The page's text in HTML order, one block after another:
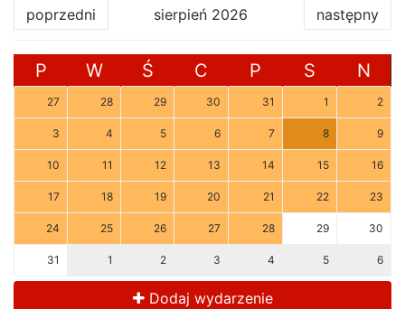
poprzedni sierpień 2026 następny
P W Ś C P S N
27 28 29 30 31 1 2
3 4 5 6 7 8 9
10 11 12 13 14 15 16
17 18 19 20 21 22 23
24 25 26 27 28 29 30
31 1 2 3 4 5 6
Dodaj wydarzenie